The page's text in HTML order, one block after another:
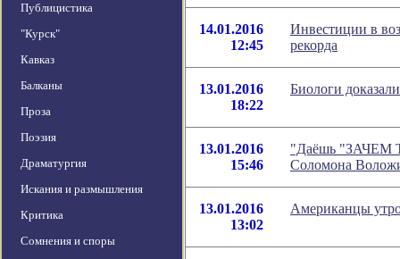
Публицистика
"Курск"
Кавказ
Балканы
Проза
Поэзия
Драматургия
Искания и размышления
Критика
Сомнения и споры
14.01.2016
12:45
Инвестиции в
рекорда
13.01.2016
18:22
Биологи
13.01.2016
15:46
"Даёшь "ЗАЧЕМ
Соломона
13.01.2016
13:02
Американцы